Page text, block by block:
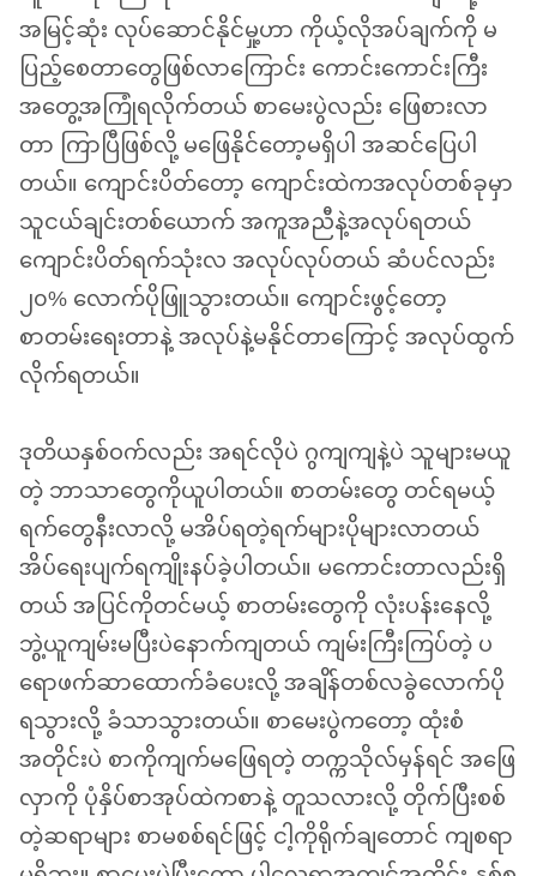
အမြင့်ဆုံး လုပ်ဆောင်နိုင်မှု့ဟာ ကိုယ့်လိုအပ်ချက်ကို မ
ပြည့်စေတာတွေဖြစ်လာကြောင်း ကောင်းကောင်းကြီး
အတွေ့အကြုံရလိုက်တယ် စာမေးပွဲလည်း ဖြေစားလာ
တာ ကြာပြီဖြစ်လို့ မဖြေနိုင်တော့မရှိပါ အဆင်ပြေပါ
တယ်။ ကျောင်းပိတ်တော့ ကျောင်းထဲကအလုပ်တစ်ခုမှာ
သူငယ်ချင်းတစ်ယောက် အကူအညီနဲ့အလုပ်ရတယ်
ကျောင်းပိတ်ရက်သုံးလ အလုပ်လုပ်တယ် ဆံပင်လည်း
၂၀% လောက်ပိုဖြူသွားတယ်။ ကျောင်းဖွင့်တော့
စာတမ်းရေးတာနဲ့ အလုပ်နဲ့မနိုင်တာကြောင့် အလုပ်ထွက်
လိုက်ရတယ်။
ဒုတိယနှစ်ဝက်လည်း အရင်လိုပဲ ဂွကျကျနဲ့ပဲ သူများမယူ
တဲ့ ဘာသာတွေကိုယူပါတယ်။ စာတမ်းတွေ တင်ရမယ့်
ရက်တွေနီးလာလို့ မအိပ်ရတဲ့ရက်များပိုများလာတယ်
အိပ်ရေးပျက်ရကျိုးနပ်ခဲ့ပါတယ်။ မကောင်းတာလည်းရှိ
တယ် အပြင်ကိုတင်မယ့် စာတမ်းတွေကို လုံးပန်းနေလို့
ဘွဲ့ယူကျမ်းမပြီးပဲနောက်ကျတယ် ကျမ်းကြီးကြပ်တဲ့ ပ
ရောဖက်ဆာထောက်ခံပေးလို့ အချိန်တစ်လခွဲလောက်ပို
ရသွားလို့ ခံသာသွားတယ်။ စာမေးပွဲကတော့ ထုံးစံ
အတိုင်းပဲ စာကိုကျက်မဖြေရတဲ့ တက္ကသိုလ်မှန်ရင် အဖြေ
လှာကို ပုံနှိပ်စာအုပ်ထဲကစာနဲ့ တူသလားလို့ တိုက်ပြီးစစ်
တဲ့ဆရာများ စာမစစ်ရင်ဖြင့် ငါ့ကိုရိုက်ချတောင် ကျစရာ